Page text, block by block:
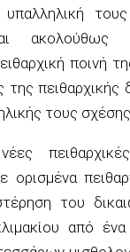
ακολούθως
ποινή
πειθαρχικής
τους σχέσης.
νέες
ορισμένα
του
από